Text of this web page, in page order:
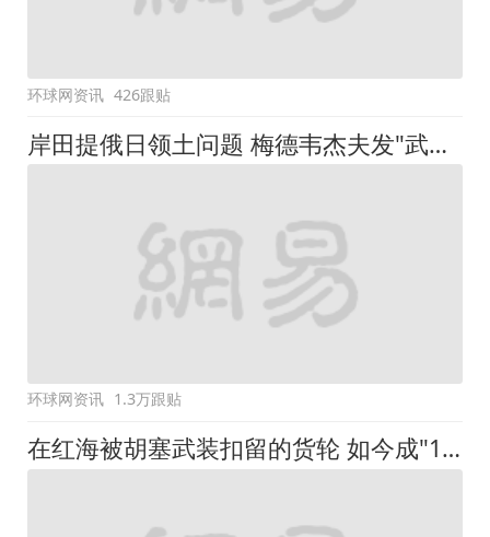
环球网资讯 426跟贴
岸田提俄日领土问题 梅德韦杰夫发"武士切腹"图
环球网资讯 1.3万跟贴
在红海被胡塞武装扣留的货轮 如今成"1美元打卡点"